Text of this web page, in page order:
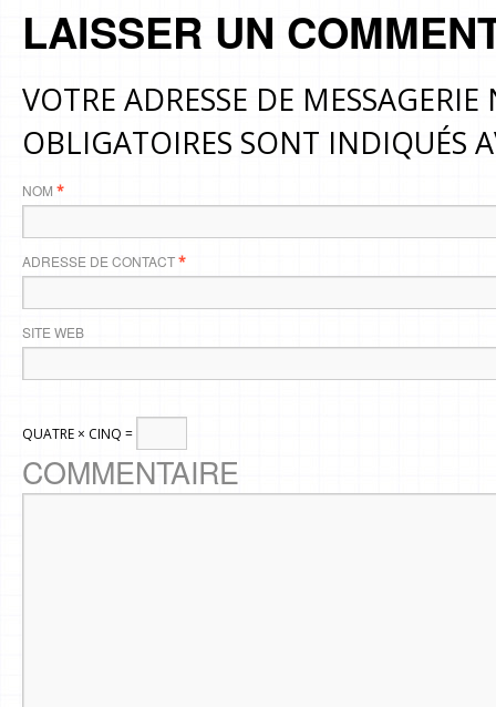
LAISSER UN
VOTRE ADRESSE DE
OBLIGATOIRES SONT INDIQUÉS
NOM *
ADRESSE DE CONTACT*
SITE WEB
QUATRE × CINQ =
COMMENTAIRE